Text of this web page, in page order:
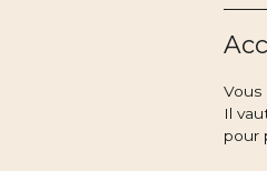
Vous
Il
pour